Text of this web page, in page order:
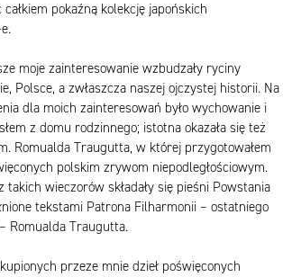
pokaźną kolekcję japońskich
moje zainteresowanie wzbudzały ryciny
Polsce, a zwłaszcza naszej ojczystej historii. Na
dla moich zainteresowań było wychowanie i
z domu rodzinnego; istotna okazała się też
Romualda Traugutta, w której przygotowałem
polskim zrywom niepodległościowym.
takich wieczorów składały się pieśni Powstania
tekstami Patrona Filharmonii – ostatniego
Romualda Traugutta.
przeze mnie dzieł poświęconych